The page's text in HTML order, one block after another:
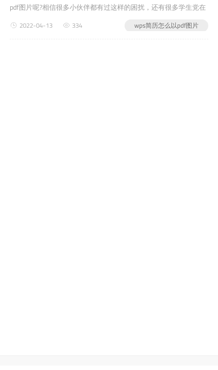
pdf图片呢?相信很多小伙伴都有过这样的困扰，还有很多学生党在
候，会遇到wps简历怎么以pdf图片的问题，没有关系，今天小编教
wps简历怎么以pdf图片
2022-04-13 334